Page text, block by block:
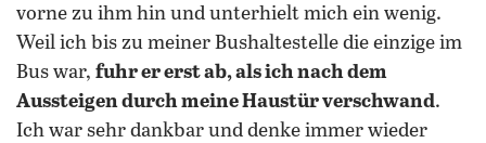
vorne zu ihm hin und unterhielt mich ein wenig.
Weil ich bis zu meiner Bushaltestelle die einzige im
Bus war, fuhr er erst ab, als ich nach dem
Aussteigen durch meine Haustür verschwand.
Ich war sehr dankbar und denke immer wieder